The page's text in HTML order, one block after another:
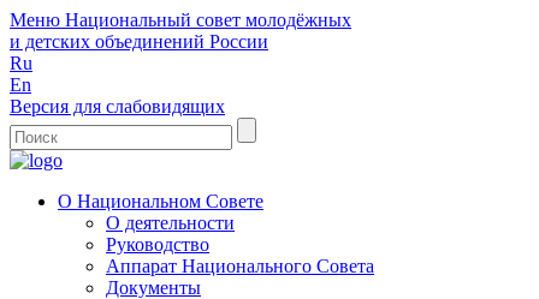
Меню Национальный совет молодёжных
и детских объединений России
Ru
En
Версия для слабовидящих
О Национальном Совете
О деятельности
Руководство
Аппарат Национального Совета
Документы